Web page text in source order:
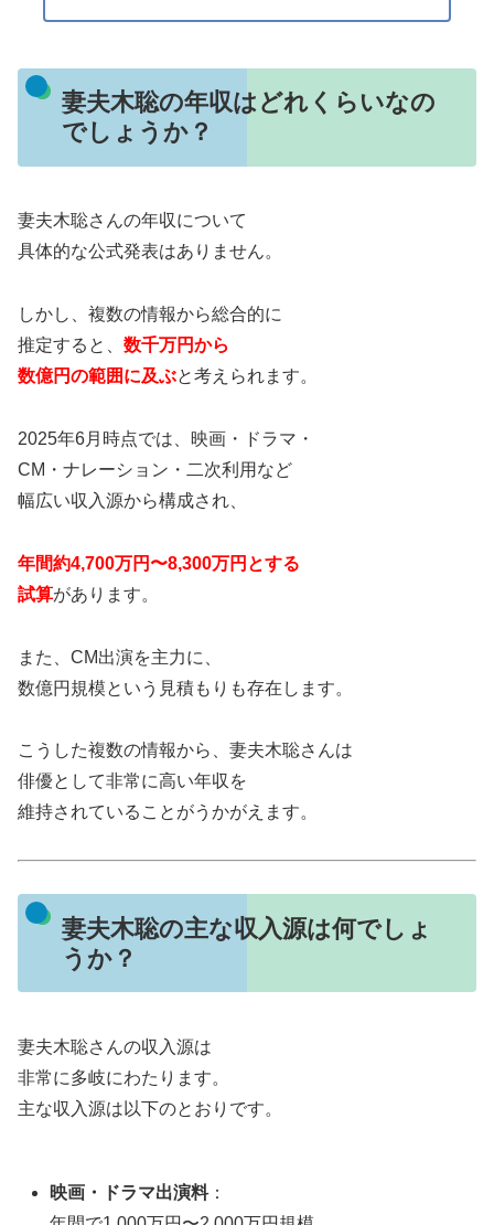
妻夫木聡の年収はどれくらいなの
でしょうか？
妻夫木聡さんの年収について
具体的な公式発表はありません。
しかし、複数の情報から総合的に
推定すると、 数千万円から
数億円の範囲に及ぶと考えられます。
2025年6月時点では、映画・ドラマ・
CM・ナレーション・二次利用など
幅広い収入源から構成され、
年間約4,700万円〜8,300万円とする
試算があります。
また、CM出演を主力に、
数億円規模という見積もりも存在します。
こうした複数の情報から、妻夫木聡さんは
俳優として非常に高い年収を
維持されていることがうかがえます。
妻夫木聡の主な収入源は何でしょ
うか？
妻夫木聡さんの収入源は
非常に多岐にわたります。
主な収入源は以下のとおりです。
映画・ドラマ出演料：